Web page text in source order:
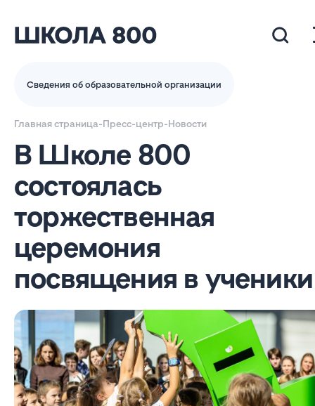
Сведения об образовательной организации
Главная страница-Пресс-центр-Новости
В Школе 800
состоялась
торжественная
церемония
посвящения в ученики